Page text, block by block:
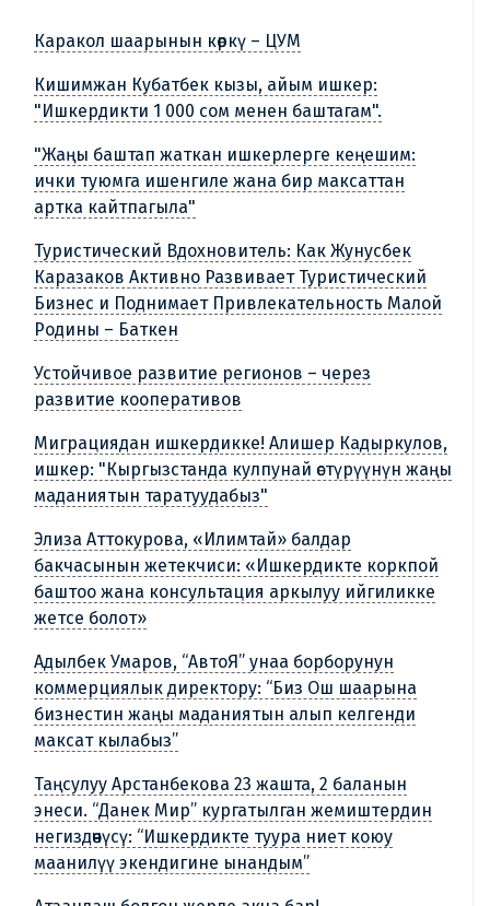
Каракол шаарынын көркү – ЦУМ
Кишимжан Кубатбек кызы, айым ишкер:
"Ишкердикти 1 000 сом менен баштагам".
"Жаңы баштап жаткан ишкерлерге кеңешим:
ички туюмга ишенгиле жана бир максаттан
артка кайтпагыла"
Туристический Вдохновитель: Как Жунусбек
Каразаков Активно Развивает Туристический
Бизнес и Поднимает Привлекательность Малой
Родины – Баткен
Устойчивое развитие регионов – через
развитие кооперативов
Миграциядан ишкердикке! Алишер Кадыркулов,
ишкер: "Кыргызстанда кулпунай өстүрүүнүн жаңы
маданиятын таратуудабыз"
Элиза Аттокурова, «Илимтай» балдар
бакчасынын жетекчиси: «Ишкердикте коркпой
баштоо жана консультация аркылуу ийгиликке
жетсе болот»
Адылбек Умаров, “АвтоЯ” унаа борборунун
коммерциялык директору: “Биз Ош шаарына
бизнестин жаңы маданиятын алып келгенди
максат кылабыз”
Таңсулуу Арстанбекова 23 жашта, 2 баланын
энеси. “Данек Мир” кургатылган жемиштердин
негиздөөчүсү: “Ишкердикте туура ниет коюу
маанилүү экендигине ынандым”